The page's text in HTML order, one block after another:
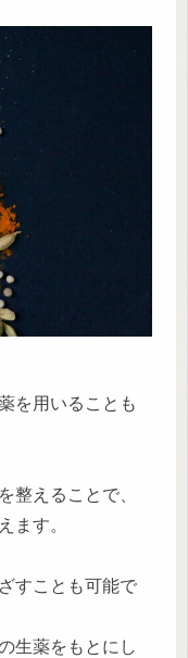
を用いることも
整えることで、
ます。
すことも可能で
生薬をもとにし